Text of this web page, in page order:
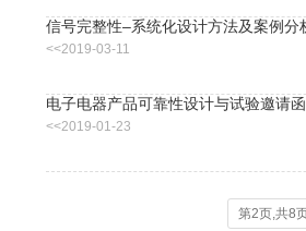
信号完整性–系统化设计方法及案例分
<<2019-03-11
电子电器产品可靠性设计与试验邀请
<<2019-01-23
第2页,共8